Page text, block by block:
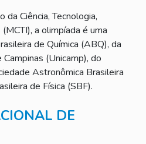
da Ciência, Tecnologia,
a olimpíada é uma
de Química (ABQ), da
(Unicamp), do
Astronômica Brasileira
de Física (SBF).
DE